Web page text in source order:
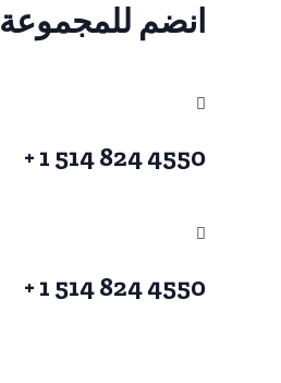
انضم للمجموعة
4550 824 514 1 +
4550 824 514 1 +